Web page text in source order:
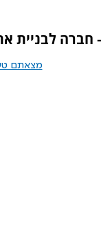
חברה לבניית
מצאתם